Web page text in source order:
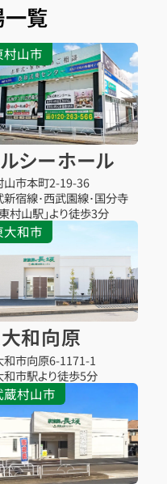
覧
村山市
シーホール
山市本町2-19-36
新宿線･西武園線･国分寺
村山駅」より徒歩3分
大和市
和向原
和市向原6-1171-1
和市駅より徒歩5分
蔵村山市